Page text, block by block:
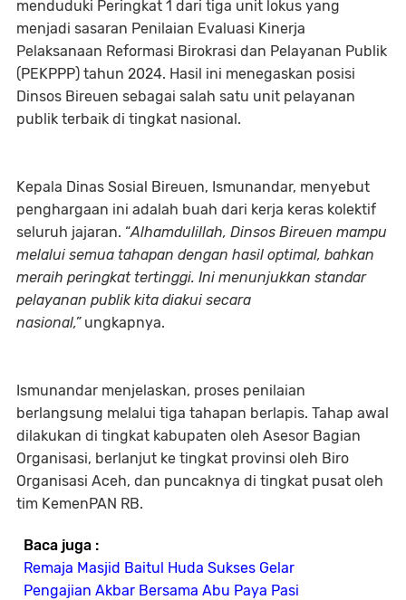
menduduki Peringkat 1 dari tiga unit lokus yang
menjadi sasaran Penilaian Evaluasi Kinerja
Pelaksanaan Reformasi Birokrasi dan Pelayanan Publik
(PEKPPP) tahun 2024. Hasil ini menegaskan posisi
Dinsos Bireuen sebagai salah satu unit pelayanan
publik terbaik di tingkat nasional.
Kepala Dinas Sosial Bireuen, Ismunandar, menyebut
penghargaan ini adalah buah dari kerja keras kolektif
seluruh jajaran. “Alhamdulillah, Dinsos Bireuen mampu
melalui semua tahapan dengan hasil optimal, bahkan
meraih peringkat tertinggi. Ini menunjukkan standar
pelayanan publik kita diakui secara
nasional,”ungkapnya.
Ismunandar menjelaskan, proses penilaian
berlangsung melalui tiga tahapan berlapis. Tahap awal
dilakukan di tingkat kabupaten oleh Asesor Bagian
Organisasi, berlanjut ke tingkat provinsi oleh Biro
Organisasi Aceh, dan puncaknya di tingkat pusat oleh
tim KemenPAN RB.
Baca juga :
Remaja Masjid Baitul Huda Sukses Gelar
Pengajian Akbar Bersama Abu Paya Pasi